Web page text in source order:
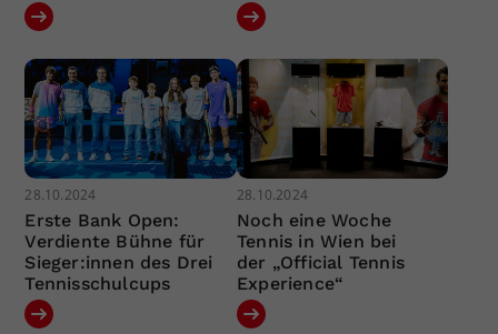
28.10.2024
Erste Bank Open:
Verdiente Bühne für
Sieger:innen des Drei
Tennisschulcups
28.10.2024
Noch eine Woche
Tennis in Wien bei
der „Official Tennis
Experience“